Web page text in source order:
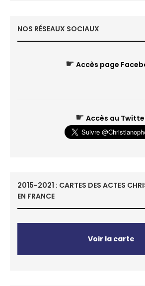
NOS RÉSEAUX SOCIAUX
☛ Accès page
☛ Accès au
2015-2021 : CARTES DES ACTES
EN FRANCE
Voir la carte